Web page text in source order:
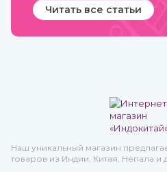
Читать все статьи
Наш уникальный магазин
товаров из Индии, Китая, Непала и